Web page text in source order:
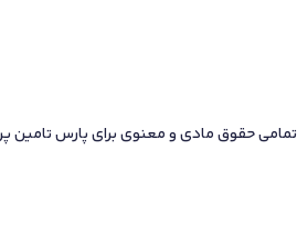
تمامی حقوق مادی و معنوی برای پارس